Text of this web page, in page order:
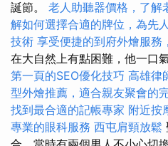
誕節。 老人助聽器價格，了解
解如何選擇合適的牌位，為先
技術 享受便捷的到府外燴服務
在大自然上有點困難，他一口
第一頁的SEO優化技巧 高雄律
型外燴推薦，適合親友聚會的
找到最合適的記帳專家 附近按
專業的眼科服務 西屯肩頸放鬆